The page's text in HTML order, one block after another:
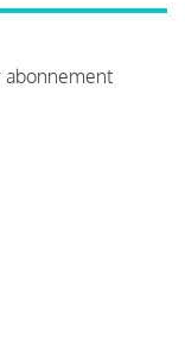
abonnement